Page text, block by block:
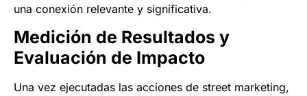
una conexión relevante y significativa.
Medición de Resultados y
Evaluación de Impacto
Una vez ejecutadas las acciones de street marketing,